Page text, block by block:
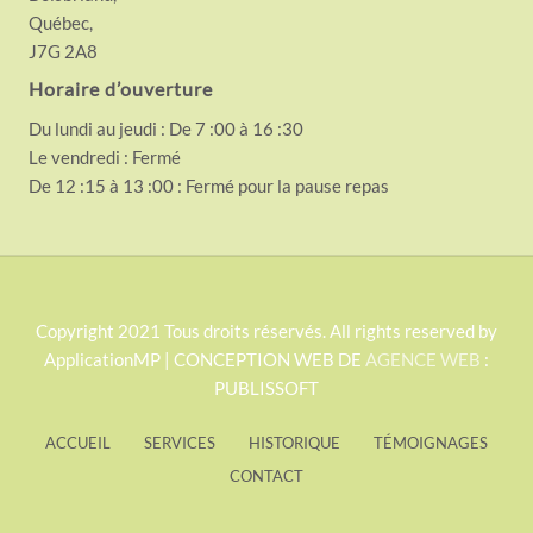
Québec,
J7G 2A8
Horaire d’ouverture
Du lundi au jeudi : De 7 :00 à 16 :30
Le vendredi : Fermé
De 12 :15 à 13 :00 : Fermé pour la pause repas
S
Copyright 2021 Tous droits réservés. All rights reserved by
ApplicationMP | CONCEPTION WEB DE AGENCE WEB :
PUBLISSOFT
ACCUEIL SERVICES HISTORIQUE
TÉMOIGNAGES
CONTACT